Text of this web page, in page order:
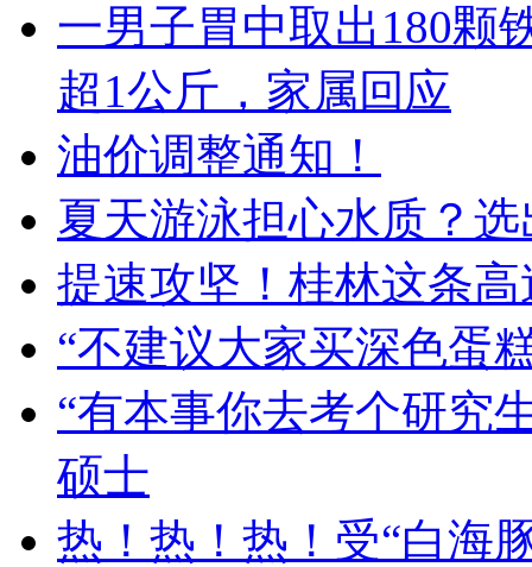
一男子胃中取出180颗
超1公斤，家属回应
油价调整通知！
夏天游泳担心水质？
提速攻坚！桂林这条
“不建议大家买深色蛋
“有本事你去考个研究
硕士
热！热！热！受“白海